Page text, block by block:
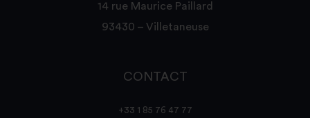
14 rue Maurice Paillard
93430 – Villetaneuse
CONTACT
+33 1 85 76 47 77